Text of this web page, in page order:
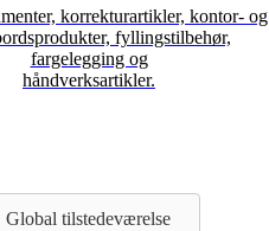
korrekturartikler, kontor- og
fyllingstilbehør,
fargelegging og
håndverksartikler.
Global tilstedeværelse